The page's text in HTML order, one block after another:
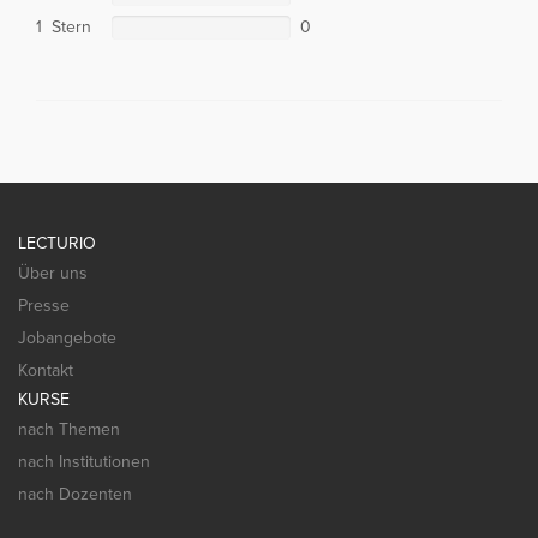
1 Stern
0
LECTURIO
Über uns
Presse
Jobangebote
Kontakt
KURSE
nach Themen
nach Institutionen
nach Dozenten